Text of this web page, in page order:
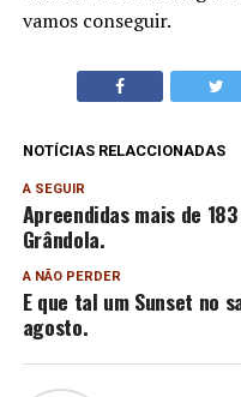
vamos conseguir.
NOTÍCIAS RELACCIONADAS
A SEGUIR
Apreendidas mais de
Grândola.
A NÃO PERDER
E que tal um Sunset no
agosto.